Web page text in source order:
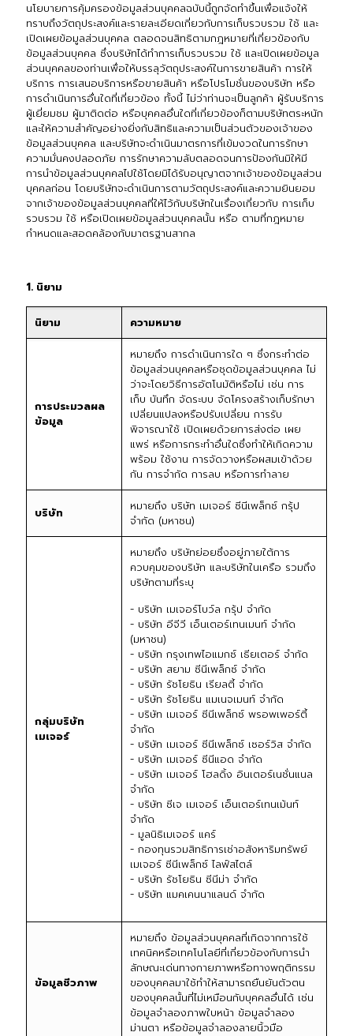
นโยบายการคุ้มครองข้อมูลส่วนบุคคลฉบับนี้ถูกจัดทำขึ้นเพื่อแจ้งให้
ทราบถึงวัตถุประสงค์และรายละเอียดเกี่ยวกับการเก็บรวบรวม ใช้ และ
เปิดเผยข้อมูลส่วนบุคคล ตลอดจนสิทธิตามกฎหมายที่เกี่ยวข้องกับ
ข้อมูลส่วนบุคคล ซึ่งบริษัทได้ทำการเก็บรวบรวม ใช้ และเปิดเผยข้อมูล
ส่วนบุคคลของท่านเพื่อให้บรรลุวัตถุประสงค์ในการขายสินค้า การให้
บริการ การเสนอบริการหรือขายสินค้า หรือโปรโมชั่นของบริษัท หรือ
การดำเนินการอื่นใดที่เกี่ยวข้อง ทั้งนี้ ไม่ว่าท่านจะเป็นลูกค้า ผู้รับบริการ
ผู้เยี่ยมชม ผู้มาติดต่อ หรือบุคคลอื่นใดที่เกี่ยวข้องก็ตามบริษัทตระหนัก
และให้ความสำคัญอย่างยิ่งกับสิทธิและความเป็นส่วนตัวของเจ้าของ
ข้อมูลส่วนบุคคล และบริษัทจะดำเนินมาตรการที่เข้มงวดในการรักษา
ความมั่นคงปลอดภัย การรักษาความลับตลอดจนการป้องกันมิให้มี
การนำข้อมูลส่วนบุคคลไปใช้โดยมิได้รับอนุญาตจากเจ้าของข้อมูลส่วน
บุคคลก่อน โดยบริษัทจะดำเนินการตามวัตถุประสงค์และความยินยอม
จากเจ้าของข้อมูลส่วนบุคคลที่ให้ไว้กับบริษัทในเรื่องเกี่ยวกับ การเก็บ
รวบรวม ใช้ หรือเปิดเผยข้อมูลส่วนบุคคลนั้น หรือ ตามที่กฎหมาย
กำหนดและสอดคล้องกับมาตรฐานสากล
1. นิยาม
นิยาม ความหมาย
การประมวลผล
ข้อมูล
หมายถึง การดำเนินการใด ๆ ซึ่งกระทำต่อ
ข้อมูลส่วนบุคคลหรือชุดข้อมูลส่วนบุคคล ไม่
ว่าจะโดยวิธีการอัตโนมัติหรือไม่ เช่น การ
เก็บ บันทึก จัดระบบ จัดโครงสร้างเก็บรักษา
เปลี่ยนแปลงหรือปรับเปลี่ยน การรับ
พิจารณาใช้ เปิดเผยด้วยการส่งต่อ เผย
แพร่ หรือการกระทำอื่นใดซึ่งทำให้เกิดความ
พร้อม ใช้งาน การจัดวางหรือผสมเข้าด้วย
กัน การจำกัด การลบ หรือการทำลาย
บริษัท
หมายถึง บริษัท เมเจอร์ ซีนีเพล็กซ์ กรุ้ป
จำกัด (มหาชน)
กลุ่มบริษัท
เมเจอร์
หมายถึง บริษัทย่อยซึ่งอยู่ภายใต้การ
ควบคุมของบริษัท และบริษัทในเครือ รวมถึง
บริษัทตามที่ระบุ
- บริษัท เมเจอร์โบว์ล กรุ้ป จำกัด
- บริษัท อีจีวี เอ็นเตอร์เทนเมนท์ จำกัด
(มหาชน)
- บริษัท กรุงเทพไอแมกซ์ เธียเตอร์ จำกัด
- บริษัท สยาม ซีนีเพล็กซ์ จำกัด
- บริษัท รัชโยธิน เรียลตี้ จำกัด
- บริษัท รัชโยธิน แมเนจเมนท์ จำกัด
- บริษัท เมเจอร์ ซีนีเพล็กซ์ พรอพเพอร์ตี้
จำกัด
- บริษัท เมเจอร์ ซีนีเพล็กซ์ เซอร์วิส จำกัด
- บริษัท เมเจอร์ ซีนีแอด จำกัด
- บริษัท เมเจอร์ โฮลดิ้ง อินเตอร์เนชั่นแนล
จำกัด
- บริษัท ซีเจ เมเจอร์ เอ็นเตอร์เทนเม้นท์
จำกัด
- มูลนิธิเมเจอร์ แคร์
- กองทุนรวมสิทธิการเช่าอสังหาริมทรัพย์
เมเจอร์ ซีนีเพล็กซ์ ไลฟ์สไตล์
- บริษัท รัชโยธิน ซีนีม่า จำกัด
- บริษัท แมคเคนนาแลนด์ จำกัด
ข้อมูลชีวภาพ
หมายถึง ข้อมูลส่วนบุคคลที่เกิดจากการใช้
เทคนิคหรือเทคโนโลยีที่เกี่ยวข้องกับการนำ
ลักษณะเด่นทางกายภาพหรือทางพฤติกรรม
ของบุคคลมาใช้ทำให้สามารถยืนยันตัวตน
ของบุคคลนั้นที่ไม่เหมือนกับบุคคลอื่นได้ เช่น
ข้อมูลจำลองภาพใบหน้า ข้อมูลจำลอง
ม่านตา หรือข้อมูลจำลองลายนิ้วมือ